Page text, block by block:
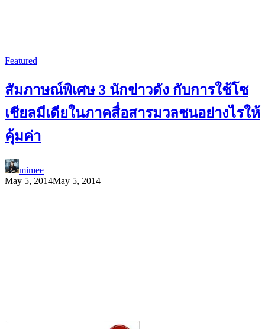
Featured
สัมภาษณ์พิเศษ 3 นักข่าวดัง กับการใช้โซ
เชียลมีเดียในภาคสื่อสารมวลชนอย่างไรให้
คุ้มค่า
mimee
May 5, 2014May 5, 2014